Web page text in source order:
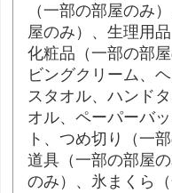
（一部の部屋のみ
屋のみ）、生理用
化粧品（一部の部
ビングクリーム、
スタオル、ハンド
オル、ペーパーバ
ト、つめ切り（一
道具（一部の部屋
のみ）、氷まくら